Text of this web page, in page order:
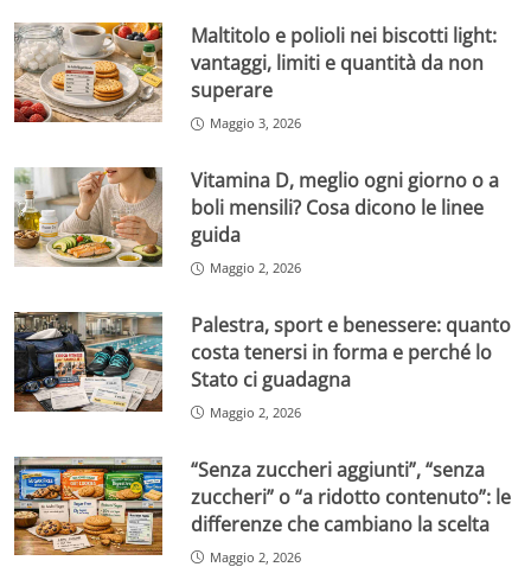
Maltitolo e polioli nei biscotti light:
vantaggi, limiti e quantità da non
superare
Maggio 3, 2026
Vitamina D, meglio ogni giorno o a
boli mensili? Cosa dicono le linee
guida
Maggio 2, 2026
Palestra, sport e benessere: quanto
costa tenersi in forma e perché lo
Stato ci guadagna
Maggio 2, 2026
“Senza zuccheri aggiunti”, “senza
zuccheri” o “a ridotto contenuto”: le
differenze che cambiano la scelta
Maggio 2, 2026